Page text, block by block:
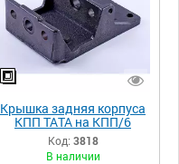
Крышка задняя корпуса
КПП ТАТА на КПП/6
Код: 3818
В наличии